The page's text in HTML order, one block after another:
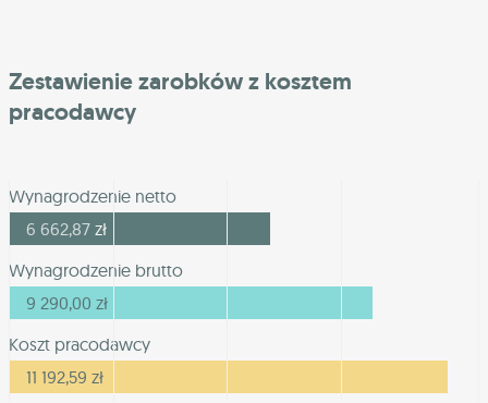
Zestawienie zarobków z kosztem
pracodawcy
Wynagrodzenie netto
6 662,87 zł
Wynagrodzenie brutto
9 290,00 zł
Koszt pracodawcy
11 192,59 zł